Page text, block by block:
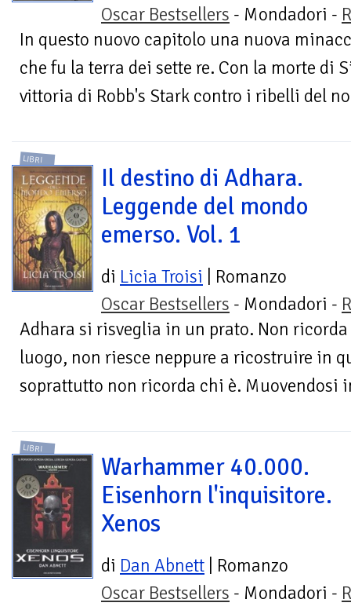
Oscar Bestsellers - Mondadori -
In questo nuovo capitolo una nuova
che fu la terra dei sette re. Con la morte di
vittoria di Robb's Stark contro i ribelli del
LIBRI
Il destino di Adhara.
Leggende del mondo
emerso. Vol. 1
di Licia Troisi | Romanzo
Oscar Bestsellers - Mondadori -
Adhara si risveglia in un prato. Non
luogo, non riesce neppure a ricostruire in
soprattutto non ricorda chi è. Muovendosi
LIBRI
Warhammer 40.000.
Eisenhorn l'inquisitore.
Xenos
di Dan Abnett | Romanzo
Oscar Bestsellers - Mondadori -